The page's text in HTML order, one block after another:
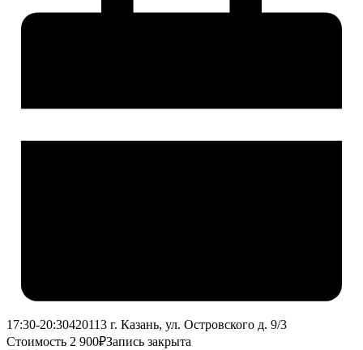
17:30-20:30420113 г. Казань, ул. Островского д. 9/3
Стоимость 2 900₽Запись закрыта